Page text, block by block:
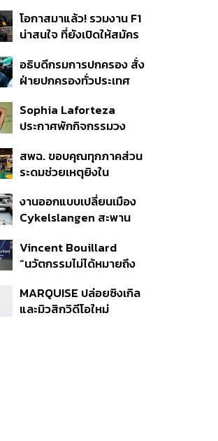
กาลเวลา?
โอกาสมาแล้ว! รวมงาน F1
น่าสนใจ ที่ยังเปิดให้สมัคร
อธิบดีกรมการปกครอง สั่ง
ฝ่ายปกครองทั่วประเทศ
อาวุธปืน-ยาเสพติด
Sophia Laforteza
ประกาศพักกิจกรรมวง
ดูแลสุขภาพจิต
สพฉ. ขอบคุณทุกภาคส่วน
ระดมช่วยเหตุยิงใน
ดูแลสิทธิ UCEP ผู้บาดเจ็บ
งานออกแบบเปลี่ยนเมือง
Cykelslangen สะพาน
โคเปนเฮเกน ทางสัญจร
ของเมืองที่น่าอยู่
Vincent Bouillard
“นวัตกรรมไม่ได้หมายถึง
MARQUISE ปล่อยซิงเกิล
และมิวสิกวิดีโอใหม่